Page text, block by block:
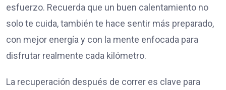
esfuerzo. Recuerda que un buen calentamiento no
solo te cuida, también te hace sentir más preparado,
con mejor energía y con la mente enfocada para
disfrutar realmente cada kilómetro.
La recuperación después de correr es clave para